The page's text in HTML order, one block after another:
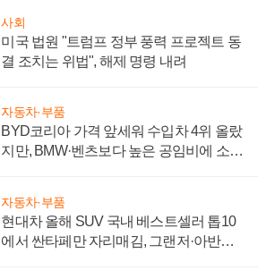
사회
미국 법원 "트럼프 정부 풍력 프로젝트 동
결 조치는 위법", 해제 명령 내려
자동차·부품
BYD코리아 가격 앞세워 수입차 4위 올랐
지만, BMW·벤츠보다 높은 공임비에 소비
자동차·부품
현대차 올해 SUV 국내 베스트셀러 톱10
에서 싼타페만 자리매김, 그랜저·아반떼